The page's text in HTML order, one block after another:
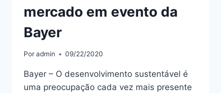
mercado em evento da
Bayer
Poradmin 09/22/2020
Bayer – O desenvolvimento sustentável é
uma preocupação cada vez mais presente